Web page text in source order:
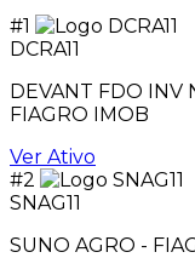
#1
DCRA11
DEVANT FDO INV
FIAGRO IMOB
Ver Ativo
#2
SNAG11
SUNO AGRO -